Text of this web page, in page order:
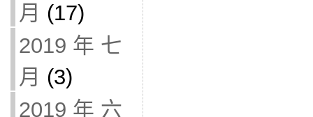
月 (17)
2019 年 七
月 (3)
2019 年 六